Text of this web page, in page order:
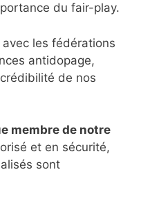
du fair-play.
les fédérations
antidopage,
de nos
membre de notre
et en sécurité,
sont